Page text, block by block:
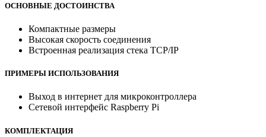
ОСНОВНЫЕ ДОСТОИНСТВА
Компактные размеры
Высокая скорость соединения
Встроенная реализация стека TCP/IP
ПРИМЕРЫ ИСПОЛЬЗОВАНИЯ
Выход в интернет для микроконтроллера
Сетевой интерфейс Raspberry Pi
КОМПЛЕКТАЦИЯ